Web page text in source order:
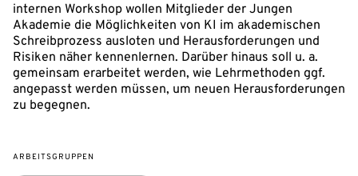
internen Workshop wollen Mitglieder der Jungen
Akademie die Möglichkeiten von KI im akademischen
Schreibprozess ausloten und Herausforderungen und
Risiken näher kennenlernen. Darüber hinaus soll u. a.
gemeinsam erarbeitet werden, wie Lehrmethoden ggf.
angepasst werden müssen, um neuen Herausforderungen
zu begegnen.
ARBEITSGRUPPEN